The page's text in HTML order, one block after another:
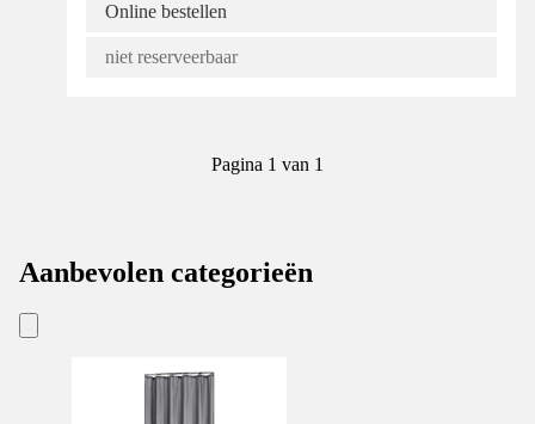
Online bestellen
niet reserveerbaar
Pagina 1 van 1
Aanbevolen categorieën